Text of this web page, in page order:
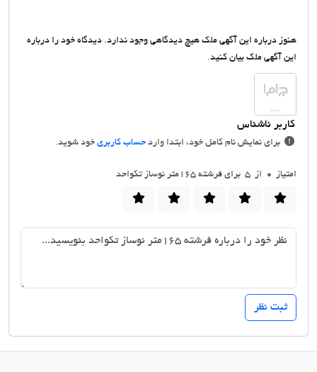
هنوز درباره این آگهی ملک هیچ دیدگاهی وجود ندارد. دیدگاه خود را درباره
این آگهی ملک بیان کنید.
برای نمایش نام کامل خود، ابتدا وارد حساب کاربری خود شوید.
امتیاز 0 از 5 برای فرشته 165متر نوساز تکواحد